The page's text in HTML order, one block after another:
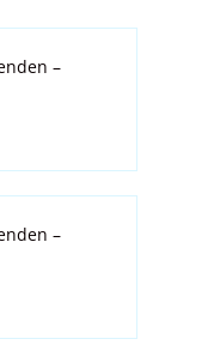
–
–